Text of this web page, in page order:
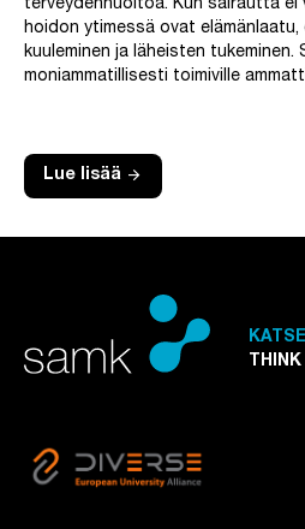
terveydenhuoltoa. Kun sairautta ei
hoidon ytimessä ovat
kuuleminen ja läheisten tukeminen.
moniammatillisesti toimiville
Lue lisää arrow_forward